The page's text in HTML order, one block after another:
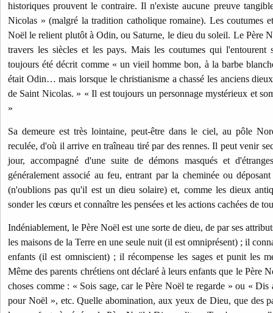
historiques prouvent le contraire. Il n'existe aucune preuve
Nicolas » (malgré la tradition catholique romaine). Les coutumes
Noël le relient plutôt à Odin, ou Saturne, le dieu du soleil. Le Père
travers les siècles et les pays. Mais les coutumes qui l'entourent
toujours été décrit comme « un vieil homme bon, à la barbe
était Odin… mais lorsque le christianisme a chassé les anciens
de Saint Nicolas. » « Il est toujours un personnage mystérieux et
»
Sa demeure est très lointaine, peut-être dans le ciel, au pôle
reculée, d'où il arrive en traîneau tiré par des rennes. Il peut venir
jour, accompagné d'une suite de démons masqués et
généralement associé au feu, entrant par la cheminée ou
(n'oublions pas qu'il est un dieu solaire) et, comme les dieux
sonder les cœurs et connaître les pensées et les actions cachées de
Indéniablement, le Père Noël est une sorte de dieu, de par ses
les maisons de la Terre en une seule nuit (il est omniprésent) ; il
enfants (il est omniscient) ; il récompense les sages et punit les
Même des parents chrétiens ont déclaré à leurs enfants que le Père
choses comme : « Sois sage, car le Père Noël te regarde » ou «
pour Noël », etc. Quelle abomination, aux yeux de Dieu, que des